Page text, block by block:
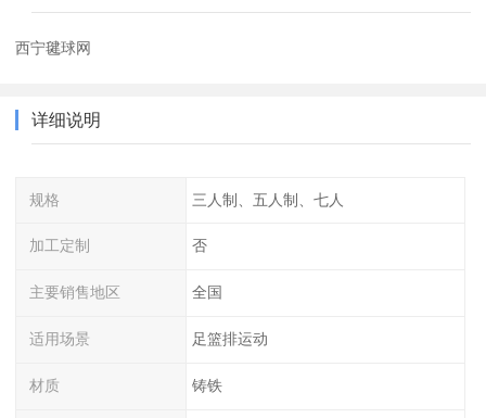
西宁毽球网
详细说明
规格 三人制、五人制、七人
加工定制 否
主要销售地区 全国
适用场景 足篮排运动
材质 铸铁